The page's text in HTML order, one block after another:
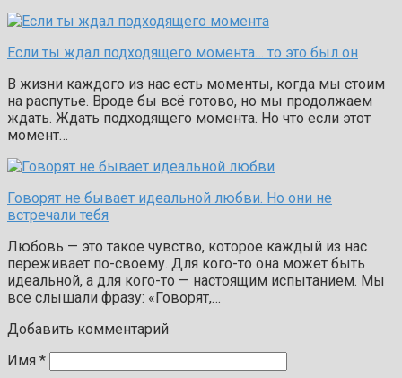
Если ты ждал подходящего момента… то это был он
В жизни каждого из нас есть моменты, когда мы стоим
на распутье. Вроде бы всё готово, но мы продолжаем
ждать. Ждать подходящего момента. Но что если этот
момент…
Говорят не бывает идеальной любви. Но они не
встречали тебя
Любовь — это такое чувство, которое каждый из нас
переживает по-своему. Для кого-то она может быть
идеальной, а для кого-то — настоящим испытанием. Мы
все слышали фразу: «Говорят,…
Добавить комментарий
Имя *